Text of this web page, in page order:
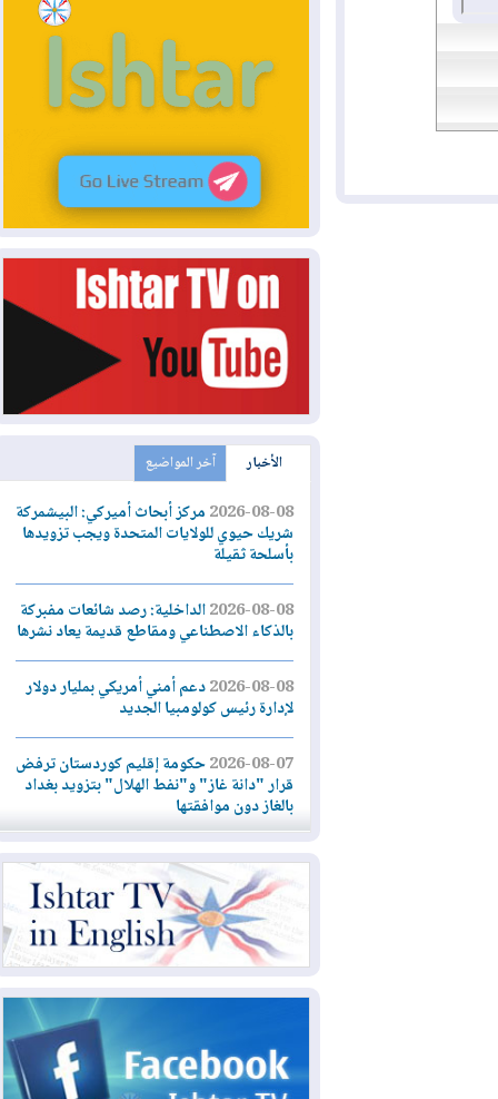
الأخبار آخر المواضيع
2026-08-08مركز أبحاث أميركي: البيشمركة
شريك حيوي للولايات المتحدة ويجب تزويدها
بأسلحة ثقيلة
2026-08-08الداخلية: رصد شائعات مفبركة
بالذكاء الاصطناعي ومقاطع قديمة يعاد نشرها
2026-08-08دعم أمني أمريكي بمليار دولار
لإدارة رئيس كولومبيا الجديد
2026-08-07حكومة إقليم كوردستان ترفض
قرار "دانة غاز" و"نفط الهلال" بتزويد بغداد
بالغاز دون موافقتها
2026-08-07القوات المسلحة العراقية: خطة
أمنية لإجهاض هجمة محتملة على السعودية
2026-08-07الاستخبارات الأميركية: بوتين
قد يختبر تماسك الناتو بهجوم محدود
نيجيرفان بارزاني حول اجتماع
"إدارة الدولة": أكدنا دعم تنفيذ البرنامج
الحكومي وأهمية حصر السلاح